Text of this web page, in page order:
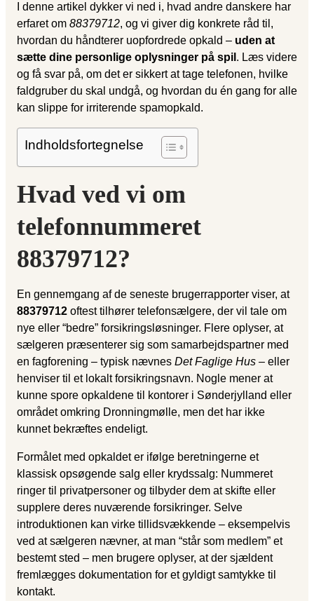
I denne artikel dykker vi ned i, hvad andre danskere har
erfaret om 88379712, og vi giver dig konkrete råd til,
hvordan du håndterer uopfordrede opkald – uden at
sætte dine personlige oplysninger på spil . Læs videre
og få svar på, om det er sikkert at tage telefonen, hvilke
faldgruber du skal undgå, og hvordan du én gang for alle
kan slippe for irriterende spamopkald.
Indholdsfortegnelse
Hvad ved vi om
telefonnummeret
88379712?
En gennemgang af de seneste brugerrapporter viser, at
88379712 oftest tilhører telefonsælgere, der vil tale om
nye eller “bedre” forsikringsløsninger. Flere oplyser, at
sælgeren præsenterer sig som samarbejdspartner med
en fagforening – typisk nævnes Det Faglige Hus – eller
henviser til et lokalt forsikringsnavn. Nogle mener at
kunne spore opkaldene til kontorer i Sønderjylland eller
området omkring Dronningmølle, men det har ikke
kunnet bekræftes endeligt.
Formålet med opkaldet er ifølge beretningerne et
klassisk opsøgende salg eller krydssalg: Nummeret
ringer til privatpersoner og tilbyder dem at skifte eller
supplere deres nuværende forsikringer. Selve
introduktionen kan virke tillidsvækkende – eksempelvis
ved at sælgeren nævner, at man “står som medlem” et
bestemt sted – men brugere oplyser, at der sjældent
fremlægges dokumentation for et gyldigt samtykke til
kontakt.